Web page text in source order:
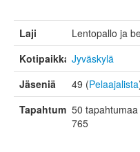
Laji
Lentopallo ja
Kotipaikka Jyväskylä
Jäseniä
49 (Pelaajalista
Tapahtumat50
765